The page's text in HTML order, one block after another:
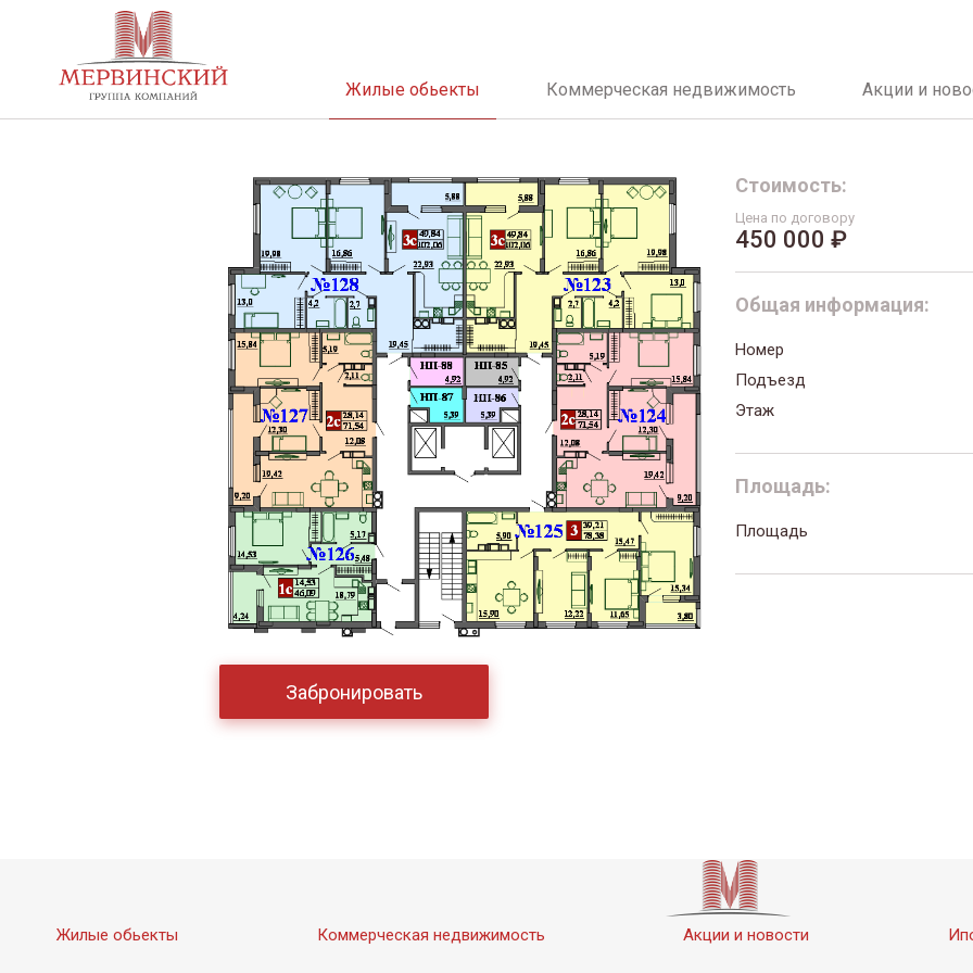
Жилые обьекты Коммерческая недвижимость Акции и
Забронировать
Стоимость:
Цена по договору
450 000 ₽
Общая информация:
Номер
Подъезд
Этаж
Площадь:
Площадь
Жилые обьекты Коммерческая недвижимость Акции и новости